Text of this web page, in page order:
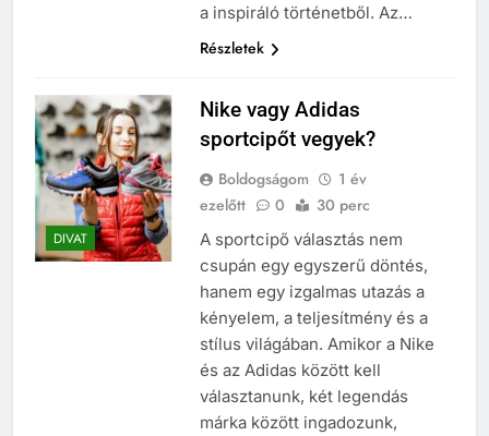
a inspiráló történetből. Az…
Részletek
DIVAT
Nike vagy Adidas
sportcipőt vegyek?
Boldogságom
1 év
ezelőtt
0 30 perc
A sportcipő választás nem
csupán egy egyszerű döntés,
hanem egy izgalmas utazás a
kényelem, a teljesítmény és a
stílus világában. Amikor a Nike
és az Adidas között kell
választanunk, két legendás
márka között ingadozunk,